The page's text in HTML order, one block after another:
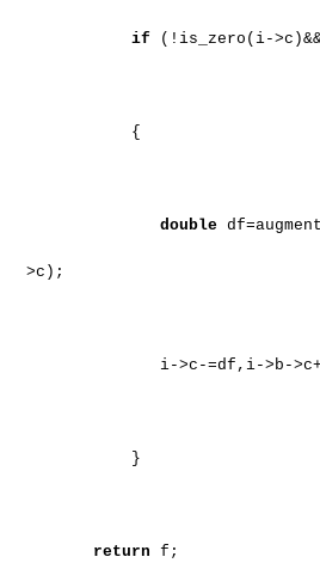
if (!is_zero(i-
{
double
>c);
i->c-=df,i->b-
}
return f;